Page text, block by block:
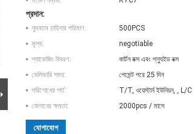
প্রদান:
ন্যূনতম চাহিদার পরিমাণ:
500PCS
মূল্য:
negotiable
প্যাকেজিং বিবরণ:
কার্টন বক্স এবং প্ল্যুইড বক্স
ডেলিভারি সময়:
পেমেন্ট পরে 25 দিন
পরিশোধের শর্ত:
T/T, ওয়েস্টার্ন ইউনিয়ন, , L/C
যোগানের ক্ষমতা:
2000pcs / মাসে
যোগাযোগ